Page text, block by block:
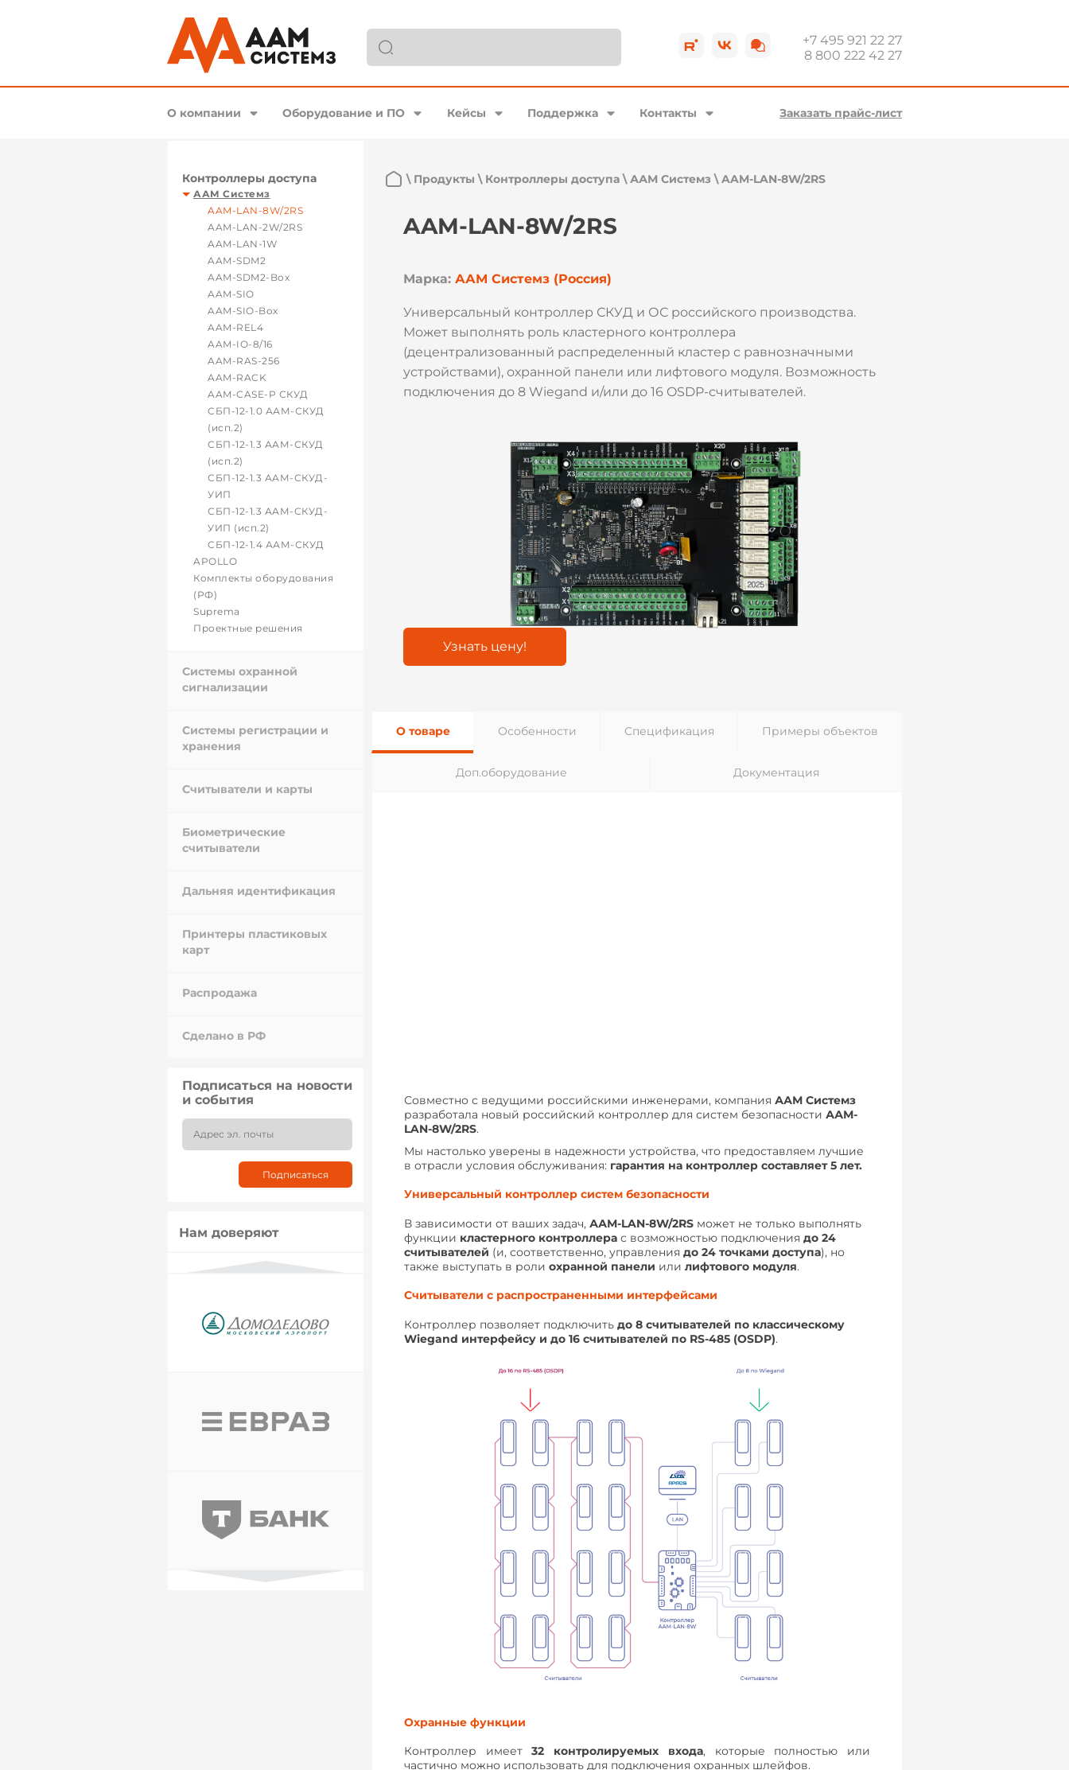
+7 495 921 22 27
8 800 222 42 27
О компании Оборудование и ПО Кейсы Поддержка Контакты Заказать прайс-лист
Контроллеры доступа
ААМ Системз
AAM-LAN-8W/2RS
AAM-LAN-2W/2RS
AAM-LAN-1W
AAM-SDM2
AAM-SDM2-Box
AAM-SIO
AAM-SIO-Box
AAM-REL4
AAM-IO-8/16
AAM-RAS-256
AAM-RACK
AAM-CASE-P СКУД
СБП-12-1.0 ААМ-СКУД
(исп.2)
СБП-12-1.3 ААМ-СКУД
(исп.2)
СБП-12-1.3 ААМ-СКУД-
УИП
СБП-12-1.3 ААМ-СКУД-
УИП (исп.2)
СБП-12-1.4 ААМ-СКУД
APOLLO
Комплекты оборудования
(РФ)
Suprema
Проектные решения
Системы охранной
сигнализации
Системы регистрации и
хранения
Считыватели и карты
Биометрические
считыватели
Дальняя идентификация
Принтеры пластиковых
карт
Распродажа
Сделано в РФ
Подписаться на новости
и события
Нам доверяют
\ Продукты \ Контроллеры доступа\ААМ Системз\AAM-LAN-8W/2RS
AAM-LAN-8W/2RS
Марка: ААМ Системз (Россия)
Универсальный контроллер СКУД и ОС российского производства.
Может выполнять роль кластерного контроллера
(децентрализованный распределенный кластер с равнозначными
устройствами), охранной панели или лифтового модуля. Возможность
подключения до 8 Wiegand и/или до 16 OSDP-считывателей.
Узнать цену!
О товаре Особенности Спецификация Примеры объектов
Доп.оборудование Документация
Совместно с ведущими российскими инженерами, компания ААМ Системз
разработала новый российский контроллер для систем безопасности ААМ-
LAN-8W/2RS.
Мы настолько уверены в надежности устройства, что предоставляем лучшие
в отрасли условия обслуживания: гарантия на контроллер составляет 5 лет.
Универсальный контроллер систем безопасности
В зависимости от ваших задач, ААМ-LAN-8W/2RS может не только выполнять
функции кластерного контроллера с возможностью подключения до 24
считывателей (и, соответственно, управления до 24 точками доступа), но
также выступать в роли охранной панели или лифтового модуля.
Считыватели с распространенными интерфейсами
Контроллер позволяет подключить до 8 считывателей по классическому
Wiegand интерфейсу и до 16 считывателей по RS-485 (OSDP).
Охранные функции
Контроллер имеет32 контролируемых входа, которые полностью или
частично можно использовать для подключения охранных шлейфов.